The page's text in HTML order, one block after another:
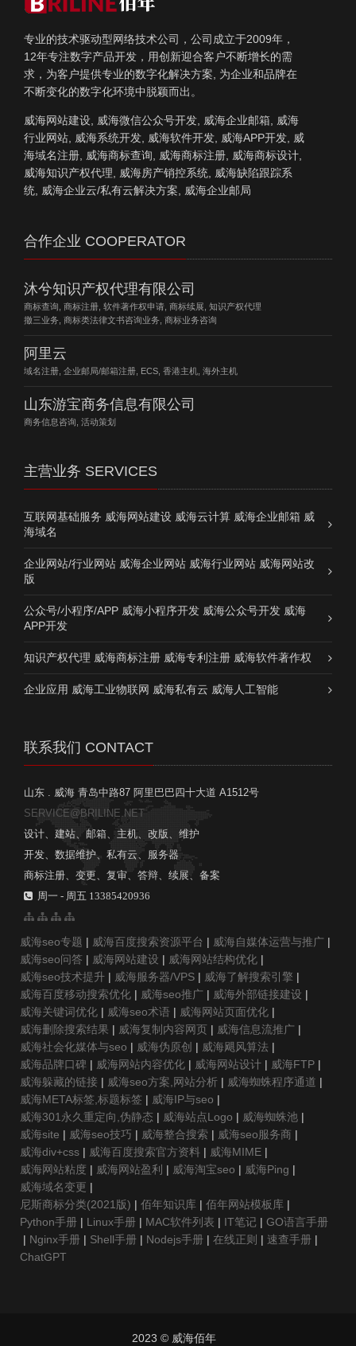
专业的技术驱动型网络技术公司，公司成立于2009年，
12年专注数字产品开发，用创新迎合客户不断增长的需
求，为客户提供专业的数字化解决方案, 为企业和品牌在
不断变化的数字化环境中脱颖而出。
威海网站建设, 威海微信公众号开发, 威海企业邮箱, 威海
行业网站, 威海系统开发, 威海软件开发, 威海APP开发, 威
海域名注册, 威海商标查询, 威海商标注册, 威海商标设计,
威海知识产权代理, 威海房产销控系统, 威海缺陷跟踪系
统, 威海企业云/私有云解决方案, 威海企业邮局
合作企业 COOPERATOR
沐兮知识产权代理有限公司
商标查询, 商标注册, 软件著作权申请, 商标续展, 知识产权代理
撤三业务, 商标类法律文书咨询业务, 商标业务咨询
阿里云
域名注册, 企业邮局/邮箱注册, ECS, 香港主机, 海外主机
山东游宝商务信息有限公司
商务信息咨询, 活动策划
主营业务 SERVICES
互联网基础服务 威海网站建设 威海云计算 威海企业邮箱 威
海域名
企业网站/行业网站 威海企业网站 威海行业网站 威海网站改
版
公众号/小程序/APP 威海小程序开发 威海公众号开发 威海
APP开发
知识产权代理 威海商标注册 威海专利注册 威海软件著作权
企业应用 威海工业物联网 威海私有云 威海人工智能
联系我们 CONTACT
山东 . 威海 青岛中路87 阿里巴巴四十大道 A1512号
SERVICE@BRILINE.NET
设计、建站、邮箱、主机、改版、维护
开发、数据维护、私有云、服务器
商标注册、变更、复审、答辩、续展、备案
周一 - 周五 13385420936
威海seo专题 | 威海百度搜索资源平台 | 威海自媒体运营与推广 |
威海seo问答 | 威海网站建设 | 威海网站结构优化 |
威海seo技术提升 | 威海服务器/VPS | 威海了解搜索引擎 |
威海百度移动搜索优化 | 威海seo推广 | 威海外部链接建设 |
威海关键词优化 | 威海seo术语 | 威海网站页面优化 |
威海删除搜索结果 | 威海复制内容网页 | 威海信息流推广 |
威海社会化媒体与seo | 威海伪原创 | 威海飓风算法 |
威海品牌口碑 | 威海网站内容优化 | 威海网站设计 | 威海FTP |
威海躲藏的链接 | 威海seo方案,网站分析 | 威海蜘蛛程序通道 |
威海META标签,标题标签 | 威海IP与seo |
威海301永久重定向,伪静态 | 威海站点Logo | 威海蜘蛛池 |
威海site | 威海seo技巧 | 威海整合搜索 | 威海seo服务商 |
威海div+css | 威海百度搜索官方资料 | 威海MIME |
威海网站粘度 | 威海网站盈利 | 威海淘宝seo | 威海Ping |
威海域名变更 |
尼斯商标分类(2021版) | 佰年知识库 | 佰年网站模板库 |
Python手册 | Linux手册 | MAC软件列表 | IT笔记 | GO语言手册
| Nginx手册 | Shell手册 | Nodejs手册 | 在线正则 | 速查手册 |
ChatGPT
2023 © 威海佰年